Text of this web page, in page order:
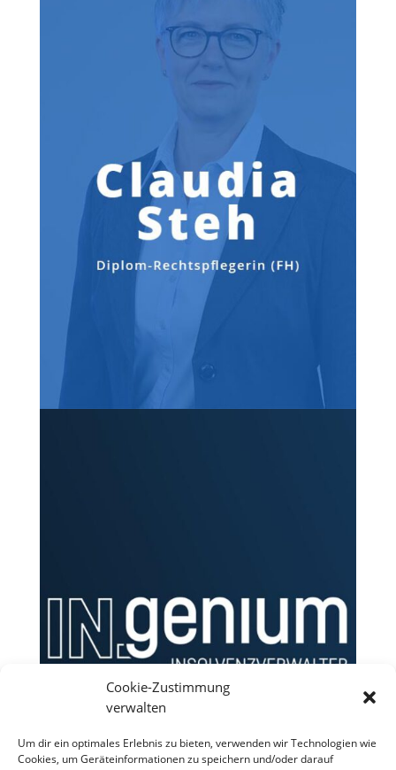
Cookie-Zustimmung
verwalten
Um dir ein optimales Erlebnis zu bieten, verwenden wir Technologien wie
Cookies, um Geräteinformationen zu speichern und/oder darauf